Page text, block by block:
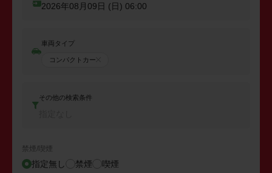
2026年08月09日 (日) 06:00
車両タイプ
コンパクトカー
その他の検索条件
禁煙/喫煙
指定無し 禁煙 喫煙